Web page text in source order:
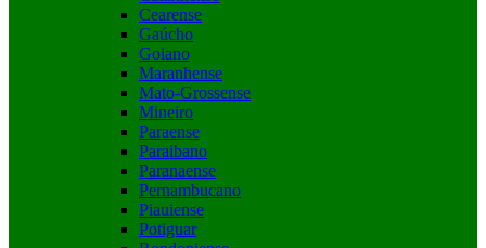
Cearense
Gaúcho
Goiano
Maranhense
Mato-Grossense
Mineiro
Paraense
Paraibano
Paranaense
Pernambucano
Piauiense
Potiguar